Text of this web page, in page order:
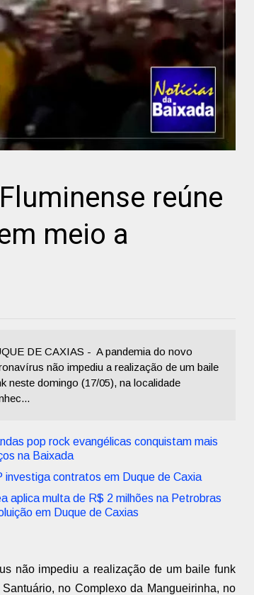
reúne
meio a
DE CAXIAS - A pandemia do novo
não impediu a realização de um baile
neste domingo (17/05), na localidade
pop rock evangélicas conquistam mais
na Baixada
investiga contratos em Duque de Caxia
aplica multa de R$ 2 milhões na Petrobras
em Duque de Caxias
não impediu a realização de um baile funk
no Complexo da Mangueirinha, no